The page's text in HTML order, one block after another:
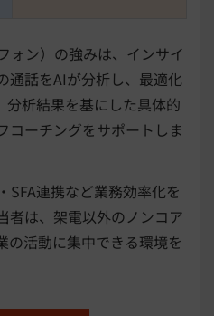
ォン）の強みは、インサイ
通話をAIが分析し、最適化
分析結果を基にした具体的
コーチングをサポートしま
SFA連携など業務効率化を
者は、架電以外のノンコア
の活動に集中できる環境を